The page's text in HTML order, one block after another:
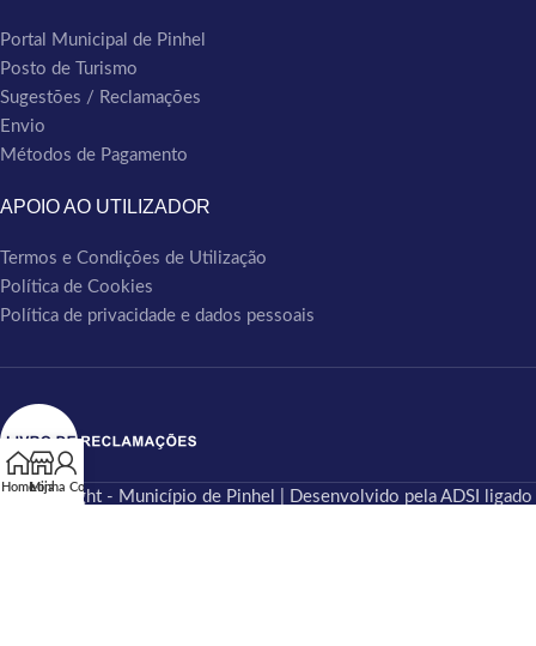
Portal Municipal de Pinhel
Posto de Turismo
Sugestões / Reclamações
Envio
Métodos de Pagamento
APOIO AO UTILIZADOR
Termos e Condições de Utilização
Política de Cookies
Política de privacidade e dados pessoais
© Copyright - Município de Pinhel | Desenvolvido pela ADSI ligado
HomeLoja
Minha Conta